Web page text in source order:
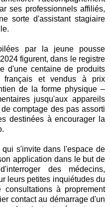
ses professionnels affiliés,
sorte d'assistant stagiaire
par la jeune pousse
figurent, dans le registre
d'une centaine de produits
français et vendus à prix
de la forme physique –
jusqu'aux appareils
comptage des pas assorti
destinées à encourager la
s'invite dans l'espace de
application dans le but de
des médecins,
leurs petites inquiétudes du
à proprement
contact au démarrage d'un